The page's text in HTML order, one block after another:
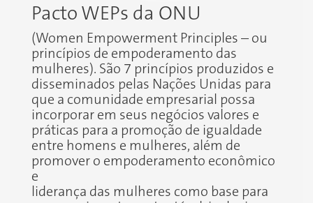
Pacto WEPs da ONU
(Women Empowerment Principles – ou
princípios de empoderamento das
mulheres). São 7 princípios produzidos e
disseminados pelas Nações Unidas para
que a comunidade empresarial possa
incorporar em seus negócios valores e
práticas para a promoção de igualdade
entre homens e mulheres, além de
promover o empoderamento econômico
e
liderança das mulheres como base para